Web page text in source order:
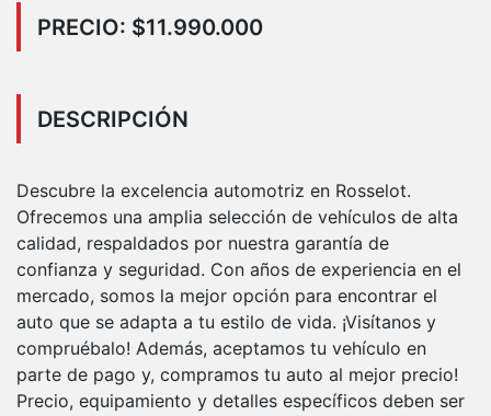
PRECIO: $11.990.000
DESCRIPCIÓN
Descubre la excelencia automotriz en Rosselot.
Ofrecemos una amplia selección de vehículos de alta
calidad, respaldados por nuestra garantía de
confianza y seguridad. Con años de experiencia en el
mercado, somos la mejor opción para encontrar el
auto que se adapta a tu estilo de vida. ¡Visítanos y
compruébalo! Además, aceptamos tu vehículo en
parte de pago y, compramos tu auto al mejor precio!
Precio, equipamiento y detalles específicos deben ser